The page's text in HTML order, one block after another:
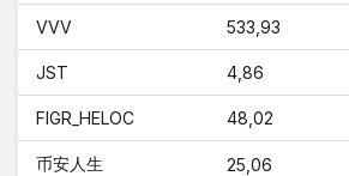
VVV 533,93
JST 4,86
FIGR_HELOC 48,02
币安人生 25,06